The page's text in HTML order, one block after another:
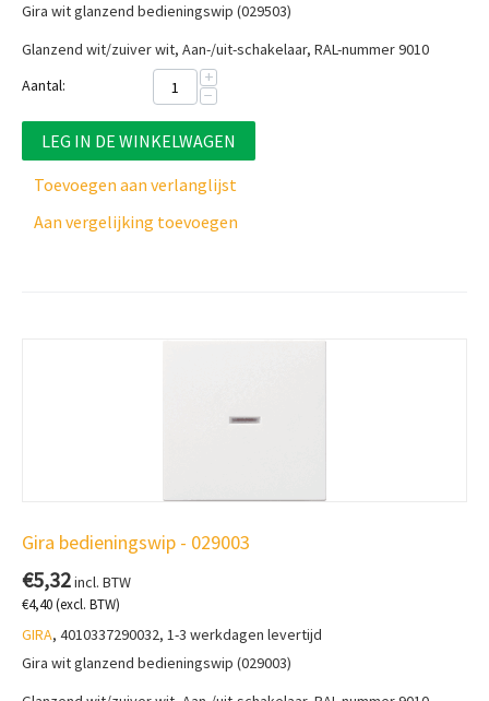
Gira wit glanzend bedieningswip (029503)
Glanzend wit/zuiver wit, Aan-/uit-schakelaar, RAL-nummer 9010
Aantal:
+
−
LEG IN DE WINKELWAGEN
Toevoegen aan verlanglijst
Aan vergelijking toevoegen
Gira bedieningswip - 029003
€5,32incl. BTW
€4,40(excl. BTW)
GIRA, 4010337290032, 1-3 werkdagen levertijd
Gira wit glanzend bedieningswip (029003)